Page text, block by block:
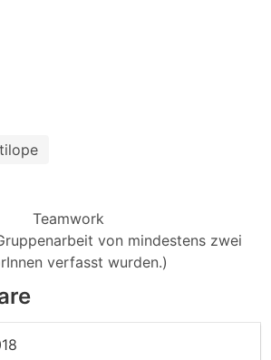
Teamwork
von mindestens zwei
verfasst wurden.)